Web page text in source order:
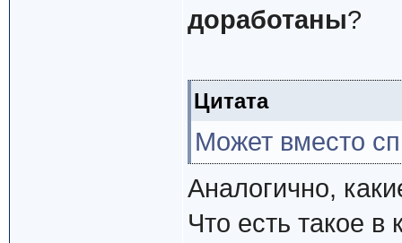
доработаны?
Цитата
Может вместо
Аналогично,
Что есть такое в